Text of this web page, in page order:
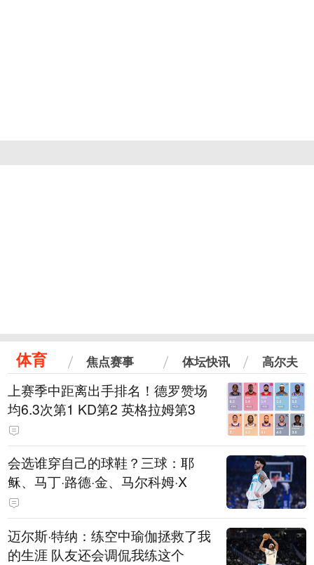
体育 焦点赛事 体坛快讯 高尔夫
上赛季中距离出手排名！德罗赞场
均6.3次第1 KD第2 英格拉姆第3
会选谁穿自己的球鞋？三球：耶
稣、马丁·路德·金、马尔科姆·X
迈尔斯·特纳：练空中瑜伽拯救了我
的生涯 队友还会调侃我练这个